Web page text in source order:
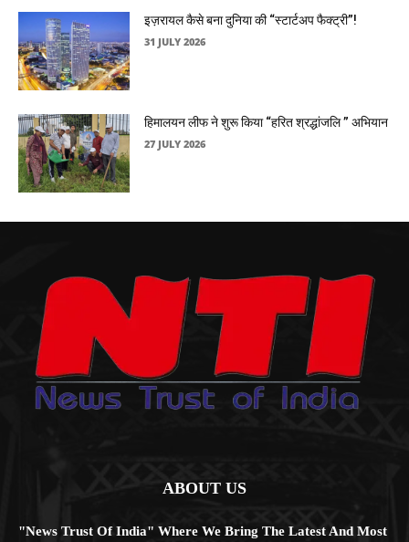
इज़रायल कैसे बना दुनिया की “स्टार्टअप फैक्ट्री”!
31 JULY 2026
हिमालयन लीफ ने शुरू किया “हरित श्रद्धांजलि ” अभियान
27 JULY 2026
ABOUT US
"News Trust Of India" Where We Bring The Latest And Most